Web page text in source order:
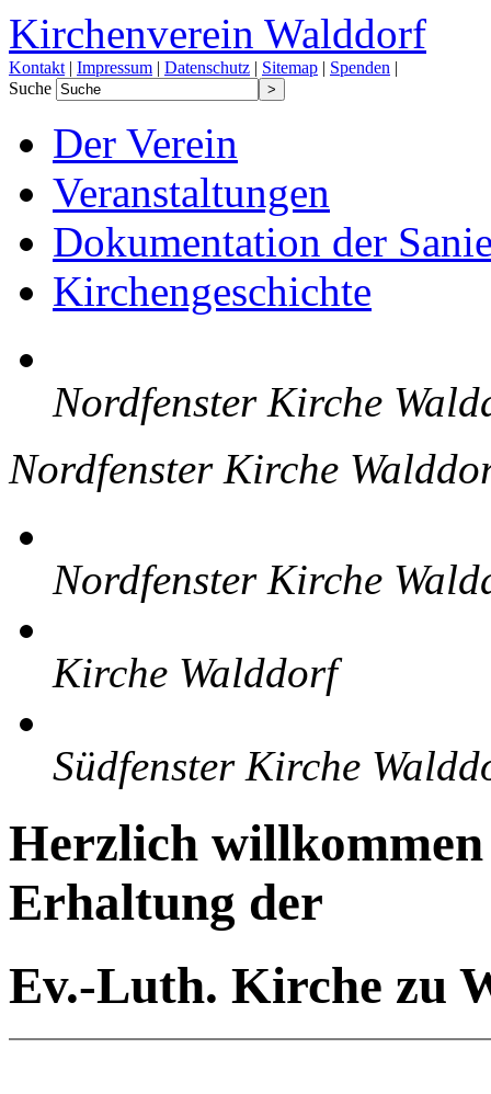
Kirchenverein Walddorf
Kontakt | Impressum | Datenschutz | Sitemap | Spenden |
Suche
Der Verein
Veranstaltungen
Dokumentation der
Kirchengeschichte
Nordfenster Kirche
Nordfenster Kirche
Nordfenster Kirche
Kirche Walddorf
Südfenster Kirche
Herzlich
Erhaltung der
Ev.-Luth. Kirche zu